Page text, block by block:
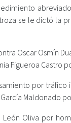
se le dictó la
Oscar Osmín
Figueroa Castro
por
Maldonado
Oliva por